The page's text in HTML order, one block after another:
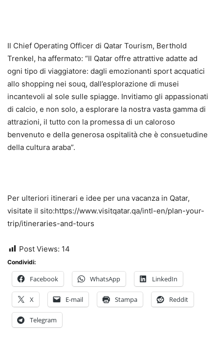
Il Chief Operating Officer di Qatar Tourism, Berthold
Trenkel, ha affermato: “Il Qatar offre attrattive adatte ad
ogni tipo di viaggiatore: dagli emozionanti sport acquatici
allo shopping nei souq, dall’esplorazione di musei
incantevoli al sole sulle spiagge. Invitiamo gli appassionati
di calcio, e non solo, a esplorare la nostra vasta gamma di
attrazioni, il tutto con la promessa di un caloroso
benvenuto e della generosa ospitalità che è consuetudine
della cultura araba”.
Per ulteriori itinerari e idee per una vacanza in Qatar,
visitate il sito:https://www.visitqatar.qa/intl-en/plan-your-
trip/itineraries-and-tours
Post Views: 14
Condividi:
Facebook WhatsApp LinkedIn
X E-mail Stampa Reddit
Telegram